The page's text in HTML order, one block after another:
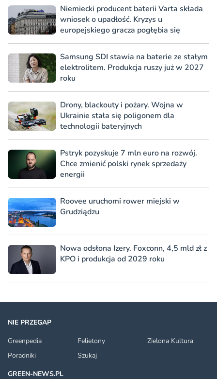
Niemiecki producent baterii Varta składa
wniosek o upadłość. Kryzys u
europejskiego gracza pogłębia się
Samsung SDI stawia na baterie ze stałym
elektrolitem. Produkcja ruszy już w 2027
roku
Drony, blackouty i pożary. Wojna w
Ukrainie stała się poligonem dla
technologii bateryjnych
Pstryk pozyskuje 7 mln euro na rozwój.
Chce zmienić polski rynek sprzedaży
energii
Roovee uruchomi rower miejski w
Grudziądzu
Nowa odsłona Izery. Foxconn, 4,5 mld zł z
KPO i produkcja od 2029 roku
NIE PRZEGAP
Greenpedia
Felietony
Zielona Kultura
Poradniki
Szukaj
GREEN-NEWS.PL